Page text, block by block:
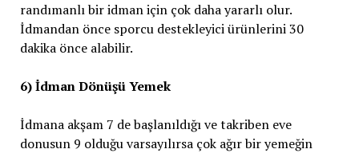
randımanlı bir idman için çok daha yararlı olur.
İdmandan önce sporcu destekleyici ürünlerini 30
dakika önce alabilir.
6) İdman Dönüşü Yemek
İdmana akşam 7 de başlanıldığı ve takriben eve
donusun 9 olduğu varsayılırsa çok ağır bir yemeğin